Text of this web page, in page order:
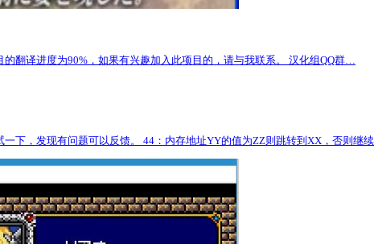
翻译进度为90%，如果有兴趣加入此项目的，请与我联系。 汉化组QQ群…
下，发现有问题可以反馈。 44：内存地址YY的值为ZZ则跳转到XX，否则继